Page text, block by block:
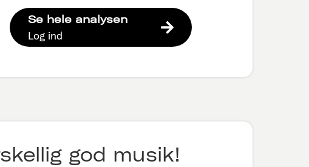
Se hele analysen
Log ind
god musik!